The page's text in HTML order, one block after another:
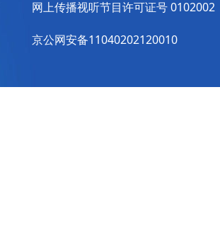
网上传播视听节目许可证号 0102002
京公网安备11040202120010